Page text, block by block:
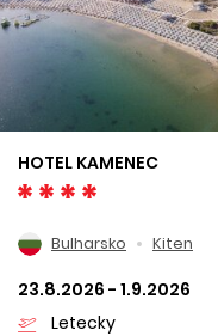
HOTEL KAMENEC
Bulharsko Kiten
23.8.2026 - 1.9.2026
Letecky